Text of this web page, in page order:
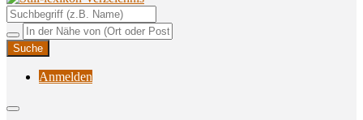
Still-lexikon Verzeichnis
Unterstützungsangebote rund ums Stillen
Anmelden